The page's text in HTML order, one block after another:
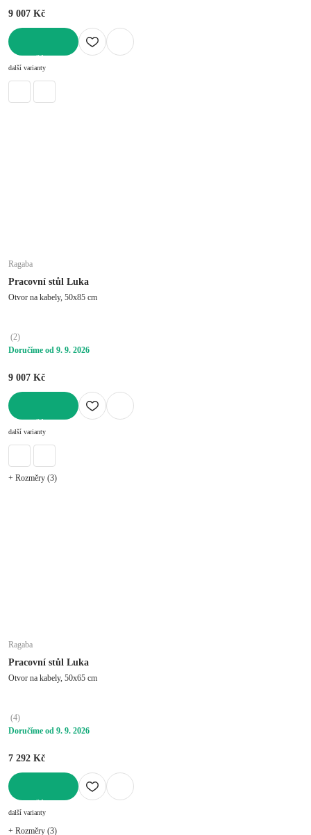
9 007 Kč
další varianty
Ragaba
Pracovní stůl Luka
Otvor na kabely, 50x85 cm
(2)
Doručíme od 9. 9. 2026
9 007 Kč
další varianty
+ Rozměry (3)
Ragaba
Pracovní stůl Luka
Otvor na kabely, 50x65 cm
(4)
Doručíme od 9. 9. 2026
7 292 Kč
další varianty
+ Rozměry (3)